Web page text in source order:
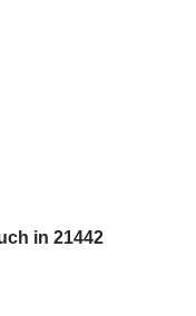
in 21442